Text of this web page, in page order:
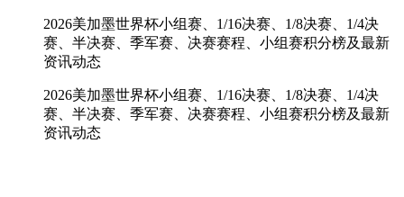
2026美加墨世界杯小组赛、1/16决赛、1/8决赛、1/4决
赛、半决赛、季军赛、决赛赛程、小组赛积分榜及最新
资讯动态
2026美加墨世界杯小组赛、1/16决赛、1/8决赛、1/4决
赛、半决赛、季军赛、决赛赛程、小组赛积分榜及最新
资讯动态